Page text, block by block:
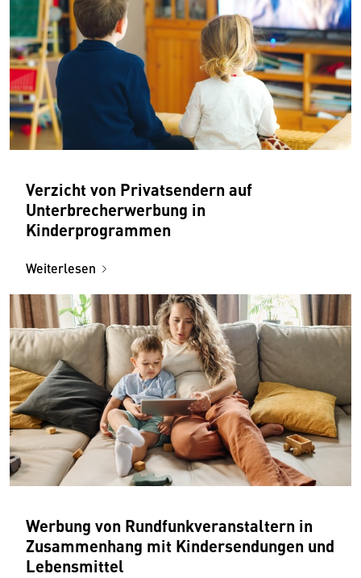
Verzicht von Privatsendern auf
Unterbrecherwerbung in
Kinderprogrammen
Weiterlesen
Werbung von Rundfunkveranstaltern in
Zusammenhang mit Kindersendungen und
Lebensmittel